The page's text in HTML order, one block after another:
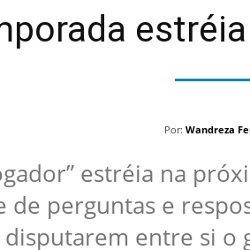
Por: Wandreza
estréia na
de perguntas e
entre si